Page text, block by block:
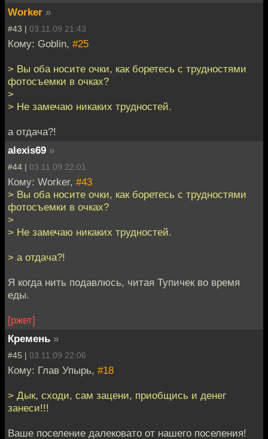
Worker »
#43 | 03.11.09 21:43
Кому: Goblin, #25
> Вы оба носите очки, как боретесь с трудностями
фотосъемки в очках?
>
> Не замечаю никаких трудностей.
а отдача?!
alexis69 »
#44 | 03.11.09 22:01
Кому: Worker, #43
> Вы оба носите очки, как боретесь с трудностями
фотосъемки в очках?
>
> Не замечаю никаких трудностей.
> а отдача?!
Я когда нить подавлюсь, читая Тупичек во время
еды.
[ржет]
Кремень »
#45 | 03.11.09 22:06
Кому: Глав Упырь, #18
> Дык, сходи, сам зацени, приобщись и денег
занеси!!!
Ваше поселение далековато от нашего поселения!